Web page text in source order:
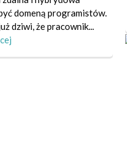
domeną programistów.
dziwi, że pracownik...